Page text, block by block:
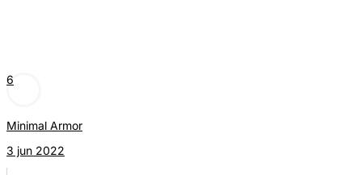
6
Minimal Armor
3 jun 2022